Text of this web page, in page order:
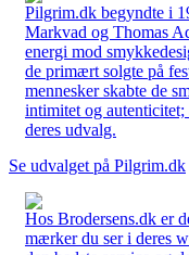
Pilgrim.dk begyndte i
Markvad og Thomas
energi mod
de primært solgte på
mennesker skabte de
intimitet og
deres udvalg.
Se udvalget på Pilgrim.dk
Hos Brodersens.dk er
mærker du ser i deres